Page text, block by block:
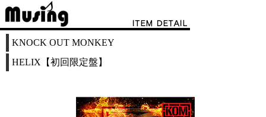
KNOCK OUT MONKEY
HELIX【初回限定盤】